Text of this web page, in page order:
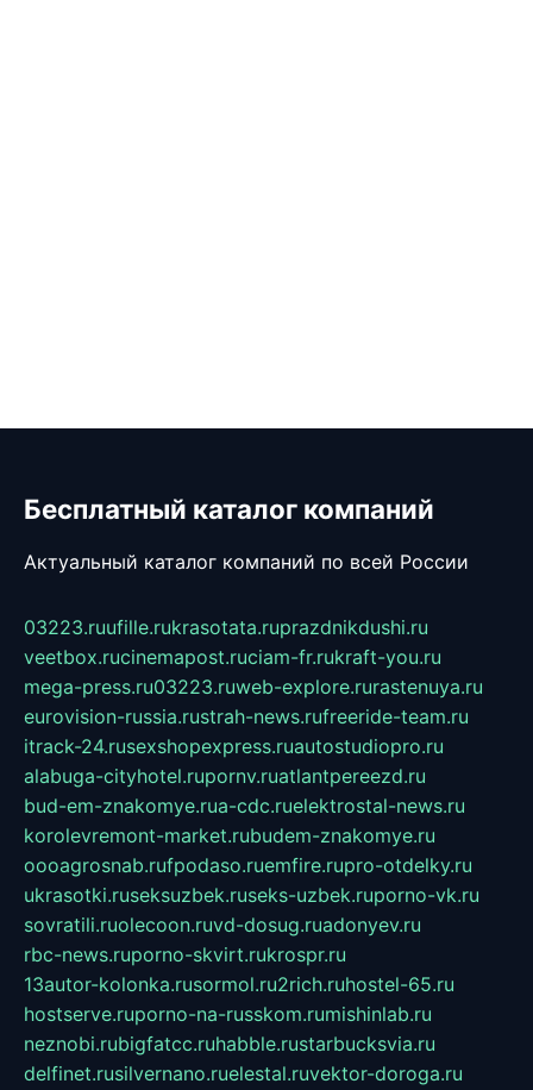
Бесплатный каталог компаний
Актуальный каталог компаний по всей России
03223.ruufille.rukrasotata.ruprazdnikdushi.ru
veetbox.rucinemapost.ruciam-fr.rukraft-you.ru
mega-press.ru03223.ruweb-explore.rurastenuya.ru
eurovision-russia.rustrah-news.rufreeride-team.ru
itrack-24.rusexshopexpress.ruautostudiopro.ru
alabuga-cityhotel.rupornv.ruatlantpereezd.ru
bud-em-znakomye.rua-cdc.ruelektrostal-news.ru
korolevremont-market.rubudem-znakomye.ru
oooagrosnab.rufpodaso.ruemfire.rupro-otdelky.ru
ukrasotki.ruseksuzbek.ruseks-uzbek.ruporno-vk.ru
sovratili.ruolecoon.ruvd-dosug.ruadonyev.ru
rbc-news.ruporno-skvirt.rukrospr.ru
13autor-kolonka.rusormol.ru2rich.ruhostel-65.ru
hostserve.ruporno-na-russkom.rumishinlab.ru
neznobi.rubigfatcc.ruhabble.rustarbucksvia.ru
delfinet.rusilvernano.ruelestal.ruvektor-doroga.ru